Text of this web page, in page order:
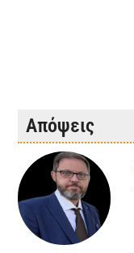
Απόψεις